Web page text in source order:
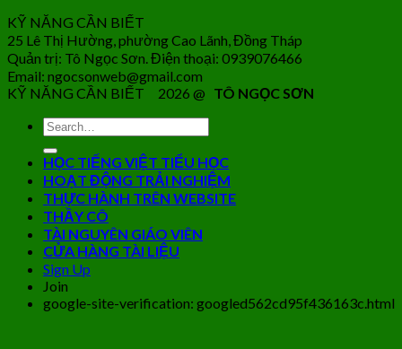
KỸ NĂNG CẦN BIẾT
25 Lê Thị Hường, phường Cao Lãnh, Đồng Tháp
Quản trị: Tô Ngọc Sơn. Điện thoại: 0939076466
Email: ngocsonweb@gmail.com
KỸ NĂNG CẦN BIẾT 2026 @ TÔ NGỌC SƠN
HỌC TIẾNG VIỆT TIỂU HỌC
HOẠT ĐỘNG TRẢI NGHIỆM
THỰC HÀNH TRÊN WEBSITE
THẦY CÔ
TÀI NGUYÊN GIÁO VIÊN
CỬA HÀNG TÀI LIỆU
Sign Up
Join
google-site-verification: googled562cd95f436163c.html